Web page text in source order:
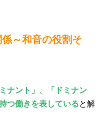
係～和音の役割そ
ナント」、「ドミナン
つ働きを表していると解